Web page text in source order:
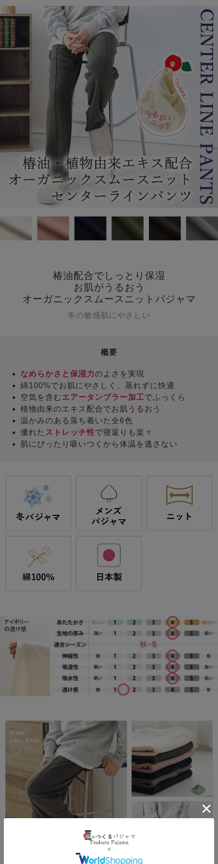
椿油配合でしっとり保湿
お肌がうるおう
オーガニックスムースニットパジャマ
冬の敏感肌にやさしい
概要
なめらかさと保湿力のよさを実現
綿100%でお肌にやさしく、蒸れずに快適
空気を含むエアータンブラー加工でふっくら
植物由来のエキス配合でお肌うるおう
温かみのある落ち着いた全6色
優れた ストレッチ性で寝返りも楽々
肌にぴったり吸いつくから体温を逃さない